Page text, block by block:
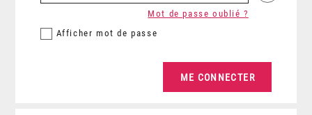
Afficher mot de passe
Mot de passe oublié ?